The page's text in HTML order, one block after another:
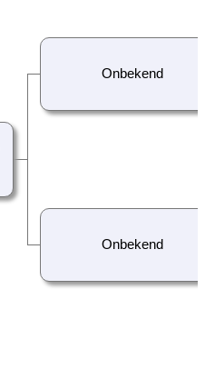
Onbekend
Onbekend